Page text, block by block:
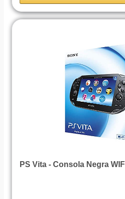
PS Vita - Consola Negra